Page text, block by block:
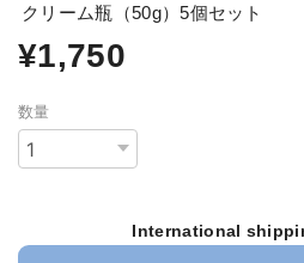
クリーム瓶（50g）5個セット
¥1,750
数量
International